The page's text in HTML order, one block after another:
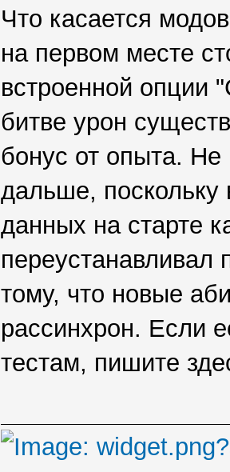
Что касается
на первом месте
встроенной
битве урон
бонус от опыта. Не
дальше, поскольку
данных на старте
переустанавливал
тому, что новые
рассинхрон. Если
тестам, пишите